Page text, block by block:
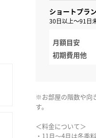
ショートプラン
30日以上～91日
月額目安
初期費用他
※お部屋の階数や向
す。
＜料金について＞
・11月～4月は冬季